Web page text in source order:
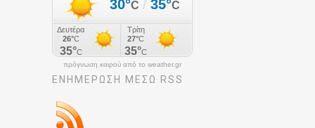
πρόγνωση καιρού από το weather.gr
ΕΝΗΜΈΡΩΣΉ ΜΕΣΩ RSS